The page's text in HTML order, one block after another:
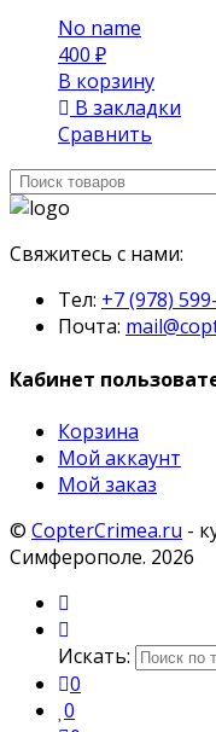
No name
400 ₽
В корзину
В закладки
Сравнить
Поиск:
Свяжитесь с нами:
Тел: +7 (978)
Почта:
Кабинет
Корзина
Мой аккаунт
Мой заказ
© CopterCrimea.ru -
Симферополе. 2026
Искать:
0
0